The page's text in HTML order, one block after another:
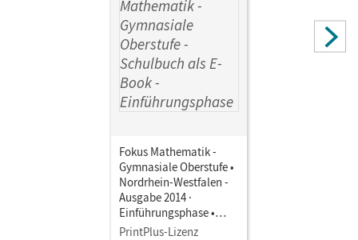
Fokus Mathematik -
Gymnasiale Oberstufe •
Nordrhein-Westfalen -
Ausgabe 2014 ·
Einführungsphase •
Schulbuch als E-Book
PrintPlus-Lizenz